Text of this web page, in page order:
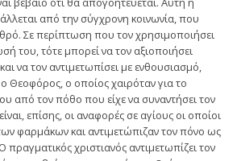
από την σύγχρονη κοινωνία, που
Σε περίπτωση που τον χρησιμοποιήσει
του, τότε μπορεί να τον αξιοποιήσει
να τον αντιμετωπίσει με ενθουσιασμό,
Θεοφόρος, ο οποίος χαιρόταν για το
από τον πόθο που είχε να συναντήσει τον
επίσης, οι αναφορές σε αγίους οι οποίοι
φαρμάκων και αντιμετώπιζαν τον πόνο ως
χριστιανός αντιμετωπίζει τον